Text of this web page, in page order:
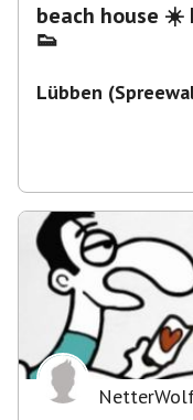
beach house ☀️
👟
Lübben